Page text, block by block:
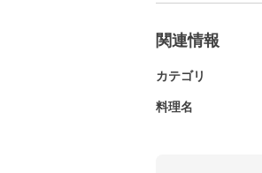
関連情報
カテゴリ
料理名